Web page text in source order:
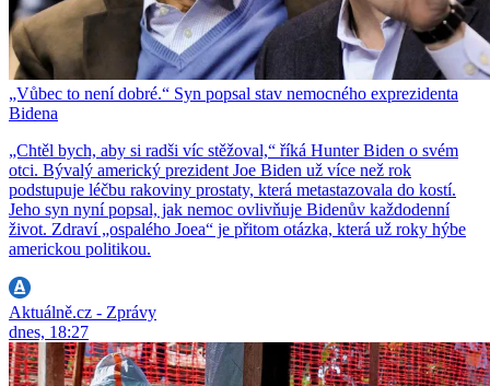
„Vůbec to není dobré.“ Syn popsal stav nemocného exprezidenta
Bidena
„Chtěl bych, aby si radši víc stěžoval,“ říká Hunter Biden o svém
otci. Bývalý americký prezident Joe Biden už více než rok
podstupuje léčbu rakoviny prostaty, která metastazovala do kostí.
Jeho syn nyní popsal, jak nemoc ovlivňuje Bidenův každodenní
život. Zdraví „ospalého Joea“ je přitom otázka, která už roky hýbe
americkou politikou.
Aktuálně.cz - Zprávy
dnes, 18:27